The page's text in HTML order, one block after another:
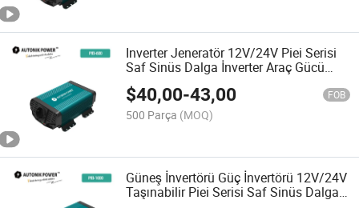
Inverter Jeneratör 12V/24V Piei Serisi
Saf Sinüs Dalga İnverter Araç Gücü
İnverteri Güneş Enerjisi İnverteri
$40,00-43,00 FOB
500 Parça (MOQ)
Güneş İnvertörü Güç İnvertörü 12V/24V
Taşınabilir Piei Serisi Saf Sinüs Dalga